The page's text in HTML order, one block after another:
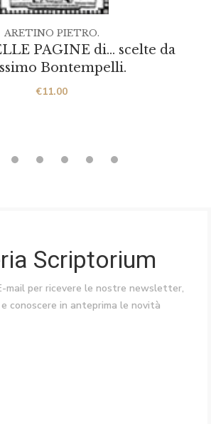
PAGINE di… scelte da
Bontempelli.
€11.00
ARETINO PIETRO.
Scriptorium
mail per ricevere le nostre newsletter,
conoscere in anteprima le novità